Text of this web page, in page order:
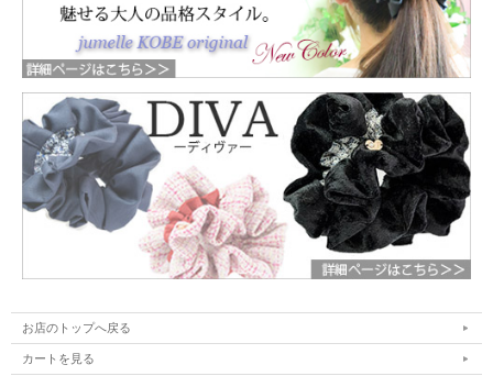
お店のトップへ戻る
カートを見る